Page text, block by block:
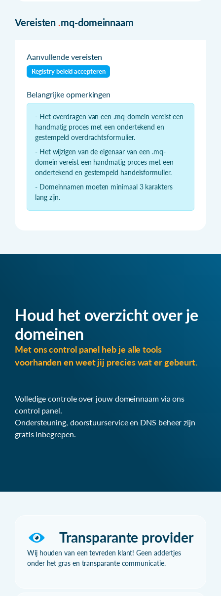
Vereisten .mq-domeinnaam
Aanvullende vereisten
Registry beleid accepteren
Belangrijke opmerkingen
- Het overdragen van een .mq-domein vereist een
handmatig proces met een ondertekend en
gestempeld overdrachtsformulier.
- Het wijzigen van de eigenaar van een .mq-
domein vereist een handmatig proces met een
ondertekend en gestempeld handelsformulier.
- Domeinnamen moeten minimaal 3 karakters
lang zijn.
Houd het overzicht over je
domeinen
Met ons control panel heb je alle tools
voorhanden en weet jij precies wat er gebeurt.
Volledige controle over jouw domeinnaam via ons
control panel.
Ondersteuning, doorstuurservice en DNS beheer zijn
gratis inbegrepen.
Transparante provider
Wij houden van een tevreden klant! Geen addertjes
onder het gras en transparante communicatie.